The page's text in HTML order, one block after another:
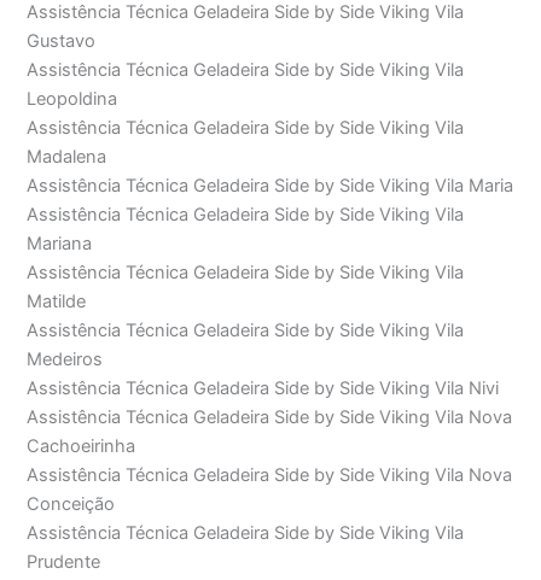
Assistência Técnica Geladeira Side by Side Viking Vila
Gustavo
Assistência Técnica Geladeira Side by Side Viking Vila
Leopoldina
Assistência Técnica Geladeira Side by Side Viking Vila
Madalena
Assistência Técnica Geladeira Side by Side Viking Vila Maria
Assistência Técnica Geladeira Side by Side Viking Vila
Mariana
Assistência Técnica Geladeira Side by Side Viking Vila
Matilde
Assistência Técnica Geladeira Side by Side Viking Vila
Medeiros
Assistência Técnica Geladeira Side by Side Viking Vila Nivi
Assistência Técnica Geladeira Side by Side Viking Vila Nova
Cachoeirinha
Assistência Técnica Geladeira Side by Side Viking Vila Nova
Conceição
Assistência Técnica Geladeira Side by Side Viking Vila
Prudente